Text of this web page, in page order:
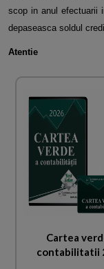
scop in anul efectuarii
depaseasca soldul
Atentie
Cartea
contabilitatii